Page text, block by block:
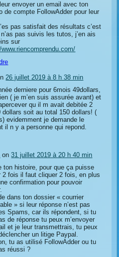
leur envoyer un email avec ton
de compte FollowAdder pour leur
pas satisfait des résultats c’est
pas suivis les tutos, j’en ais
sur
26 juillet 2019 à 8 h 38 min
derniere pour 6mois 49dollars,
( je m’en suis assurée avant) et
qu il m avait debitée 2
dollars soit au total 150 dollars! (
evidemment je demande le
il n y a personne qui repond.
on31 juillet 2019 à 20 h 40 min
ton histoire, pour que ça puisse
2 fois il faut cliquer 2 fois, en plus
confirmation pour pouvoir
dans ton dossier « courrier
» si leur réponse n’est pas
Spams, car ils répondent, si tu
de réponse tu peux m’envoyer
et je leur transmettrais, tu peux
un litige Paypal.
tu as utilisé FollowAdder ou tu
réussi ?